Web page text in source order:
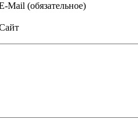
Mail (обязательное)